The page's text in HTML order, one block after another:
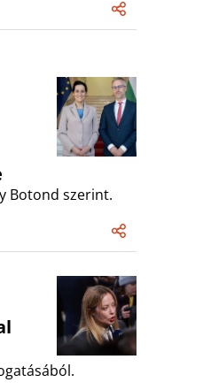
Botond szerint.